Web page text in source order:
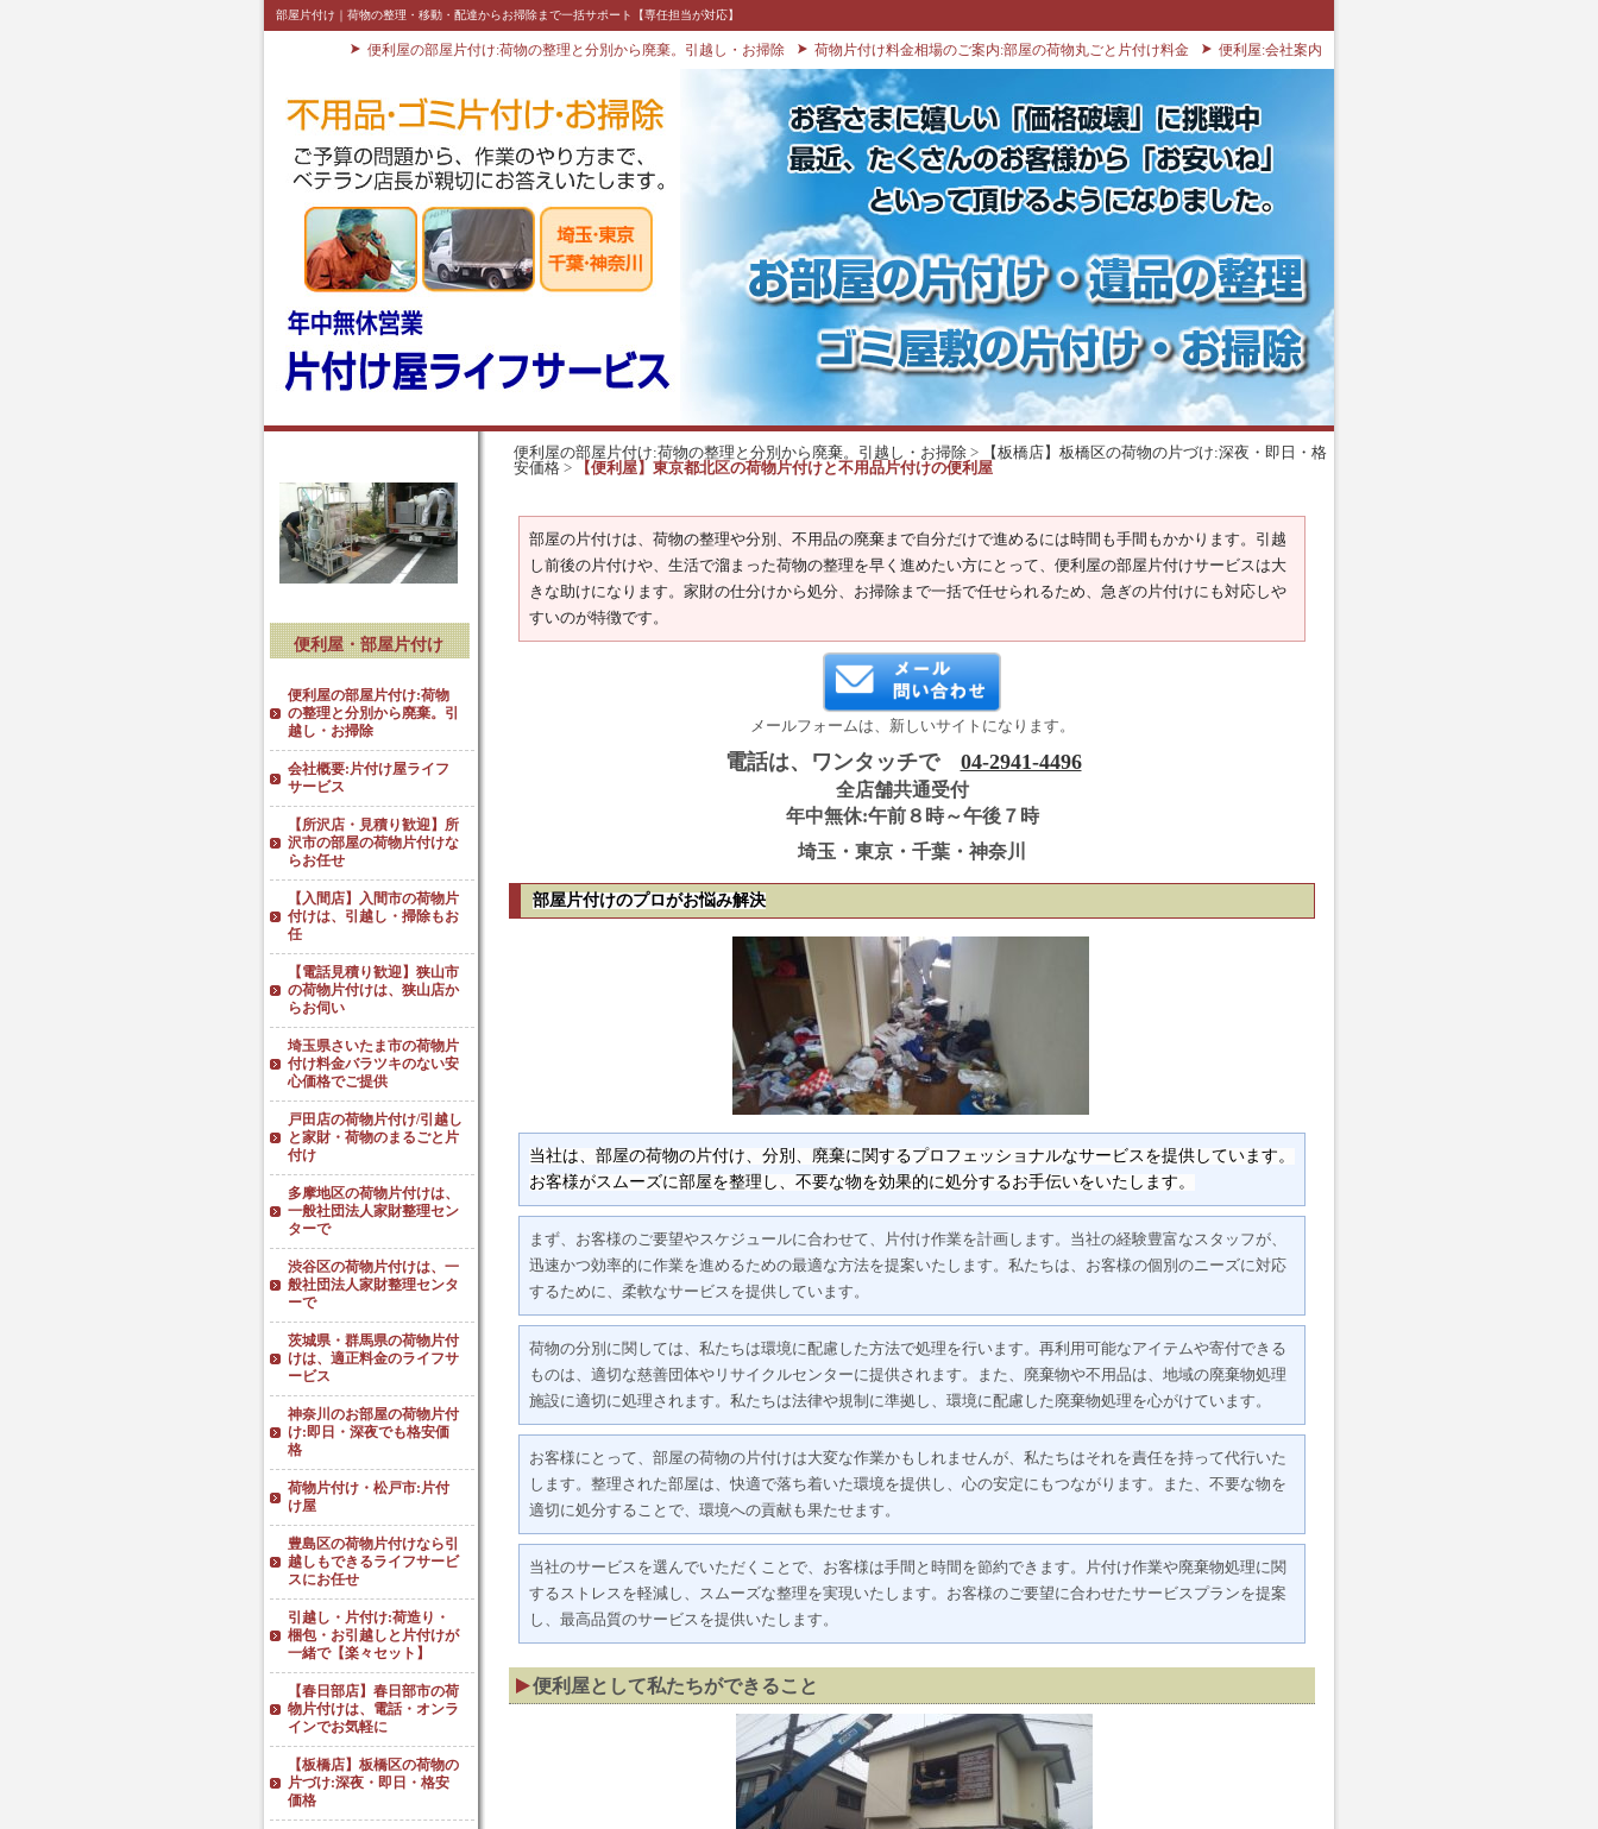
部屋片付け｜荷物の整理・移動・配達からお掃除まで一括サポート【専任担当が対応】
便利屋の部屋片付け:荷物の整理と分別から廃棄。引越し・お掃除 荷物片付け料金相場のご案内:部屋の荷物丸ごと片付け料金 便利屋:会社案内
便利屋・部屋片付け
便利屋の部屋片付け:荷物
の整理と分別から廃棄。引
越し・お掃除
会社概要:片付け屋ライフ
サービス
【所沢店・見積り歓迎】所
沢市の部屋の荷物片付けな
らお任せ
【入間店】入間市の荷物片
付けは、引越し・掃除もお
任
【電話見積り歓迎】狭山市
の荷物片付けは、狭山店か
らお伺い
埼玉県さいたま市の荷物片
付け料金バラツキのない安
心価格でご提供
戸田店の荷物片付け/引越し
と家財・荷物のまるごと片
付け
多摩地区の荷物片付けは、
一般社団法人家財整理セン
ターで
渋谷区の荷物片付けは、一
般社団法人家財整理センタ
ーで
茨城県・群馬県の荷物片付
けは、適正料金のライフサ
ービス
神奈川のお部屋の荷物片付
け:即日・深夜でも格安価
格
荷物片付け・松戸市:片付
け屋
豊島区の荷物片付けなら引
越しもできるライフサービ
スにお任せ
引越し・片付け:荷造り・
梱包・お引越しと片付けが
一緒で【楽々セット】
【春日部店】春日部市の荷
物片付けは、電話・オンラ
インでお気軽に
【板橋店】板橋区の荷物の
片づけ:深夜・即日・格安
価格
便利屋の部屋片付け:荷物の整理と分別から廃棄。引越し・お掃除 >
【板橋店】板橋区の荷物の片づけ:深夜・即日・格
安価格 > 【便利屋】東京都北区の荷物片付けと不用品片付けの便利屋
部屋の片付けは、荷物の整理や分別、不用品の廃棄まで自分だけで進めるには時間も手間もかかります。引越
し前後の片付けや、生活で溜まった荷物の整理を早く進めたい方にとって、便利屋の部屋片付けサービスは大
きな助けになります。家財の仕分けから処分、お掃除まで一括で任せられるため、急ぎの片付けにも対応しや
すいのが特徴です。
メールフォームは、新しいサイトになります。
電話は、ワンタッチで 04-2941-4496
全店舗共通受付
年中無休:午前８時～午後７時
埼玉・東京・千葉・神奈川
部屋片付けのプロがお悩み解決
当社は、部屋の荷物の片付け、分別、廃棄に関するプロフェッショナルなサービスを提供しています。
お客様がスムーズに部屋を整理し、不要な物を効果的に処分するお手伝いをいたします。
まず、お客様のご要望やスケジュールに合わせて、片付け作業を計画します。当社の経験豊富なスタッフが、
迅速かつ効率的に作業を進めるための最適な方法を提案いたします。私たちは、お客様の個別のニーズに対応
するために、柔軟なサービスを提供しています。
荷物の分別に関しては、私たちは環境に配慮した方法で処理を行います。再利用可能なアイテムや寄付できる
ものは、適切な慈善団体やリサイクルセンターに提供されます。また、廃棄物や不用品は、地域の廃棄物処理
施設に適切に処理されます。私たちは法律や規制に準拠し、環境に配慮した廃棄物処理を心がけています。
お客様にとって、部屋の荷物の片付けは大変な作業かもしれませんが、私たちはそれを責任を持って代行いた
します。整理された部屋は、快適で落ち着いた環境を提供し、心の安定にもつながります。また、不要な物を
適切に処分することで、環境への貢献も果たせます。
当社のサービスを選んでいただくことで、お客様は手間と時間を節約できます。片付け作業や廃棄物処理に関
するストレスを軽減し、スムーズな整理を実現いたします。お客様のご要望に合わせたサービスプランを提案
し、最高品質のサービスを提供いたします。
便利屋として私たちができること